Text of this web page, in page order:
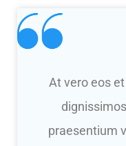
At vero eos
praesentium